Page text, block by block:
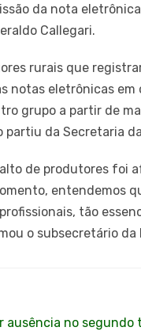
da nota
Callegari.
rurais que
notas eletrônicas
grupo a partir de
partiu da Secretaria
de produtores foi
entendemos
tão
o subsecretário
ausência no segundo